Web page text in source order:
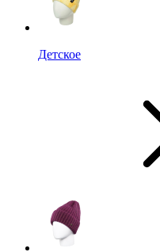
Детское